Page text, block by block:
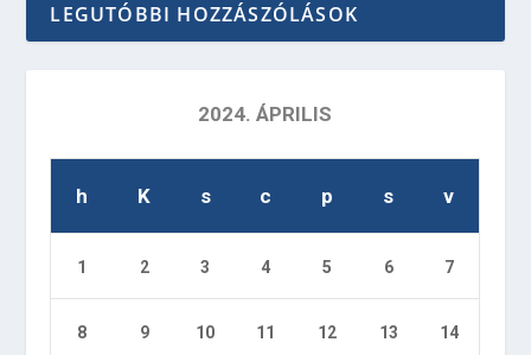
LEGUTÓBBI HOZZÁSZÓLÁSOK
2024. ÁPRILIS
h K s c p s v
1 2 3 4 5 6 7
8 9 10 11 12 13 14